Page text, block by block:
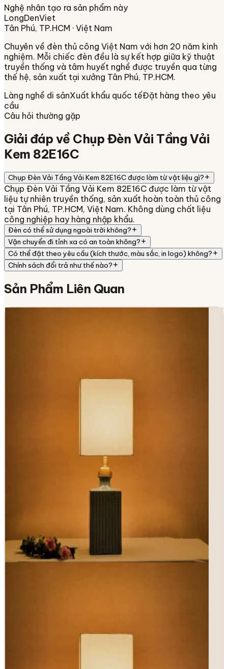
Nghệ nhân tạo ra sản phẩm này
LongDenViet
Tân Phú, TP.HCM · Việt Nam
Chuyên về đèn thủ công Việt Nam với hơn 20 năm kinh
nghiệm. Mỗi chiếc đèn đều là sự kết hợp giữa kỹ thuật
truyền thống và tâm huyết nghề được truyền qua từng
thế hệ, sản xuất tại xưởng Tân Phú, TP.HCM.
Làng nghề di sảnXuất khẩu quốc tếĐặt hàng theo yêu
cầu
Câu hỏi thường gặp
Giải đáp về Chụp Đèn Vải Tầng Vải
Kem 82E16C
Chụp Đèn Vải Tầng Vải Kem 82E16C được làm từ vật liệu gì?
Chụp Đèn Vải Tầng Vải Kem 82E16C được làm từ vật
liệu tự nhiên truyền thống, sản xuất hoàn toàn thủ công
tại Tân Phú, TP.HCM, Việt Nam. Không dùng chất liệu
công nghiệp hay hàng nhập khẩu.
Đèn có thể sử dụng ngoài trời không?
Vận chuyển đi tỉnh xa có an toàn không?
Có thể đặt theo yêu cầu (kích thước, màu sắc, in logo) không?
Chính sách đổi trả như thế nào?
Sản Phẩm Liên Quan